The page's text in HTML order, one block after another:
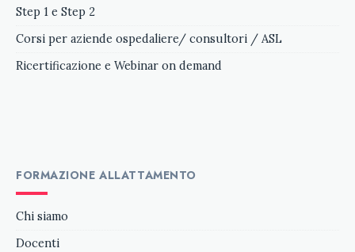
Step 1 e Step 2
Corsi per aziende ospedaliere/ consultori / ASL
Ricertificazione e Webinar on demand
FORMAZIONE ALLATTAMENTO
Chi siamo
Docenti